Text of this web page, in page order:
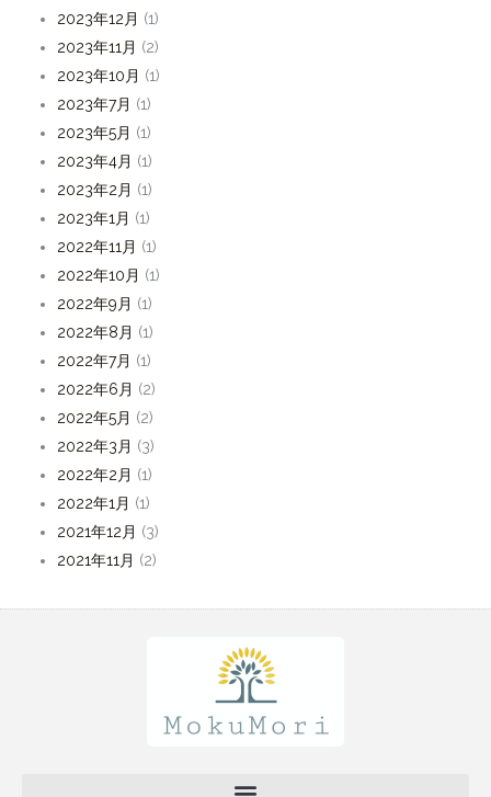
2023年12月 (1)
2023年11月 (2)
2023年10月 (1)
2023年7月 (1)
2023年5月 (1)
2023年4月 (1)
2023年2月 (1)
2023年1月 (1)
2022年11月 (1)
2022年10月 (1)
2022年9月 (1)
2022年8月 (1)
2022年7月 (1)
2022年6月 (2)
2022年5月 (2)
2022年3月 (3)
2022年2月 (1)
2022年1月 (1)
2021年12月 (3)
2021年11月 (2)